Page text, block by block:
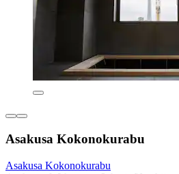
Asakusa Kokonokurabu
Asakusa Kokonokurabu